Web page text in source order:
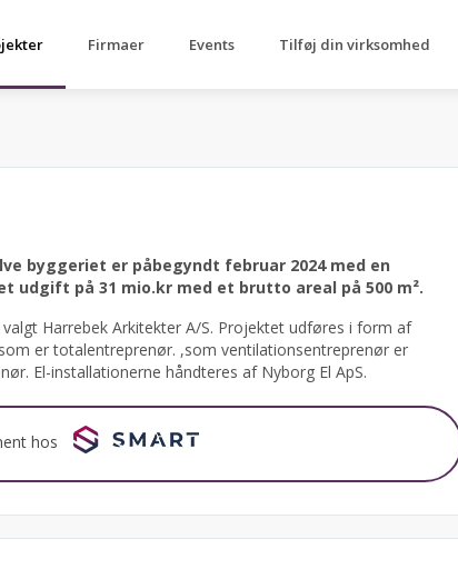
Firmaer Events Tilføj din virksomhed
byggeriet er påbegyndt februar 2024 med en
udgift på 31 mio.kr med et brutto areal på 500 m².
Harrebek Arkitekter A/S. Projektet udføres i form af
er totalentreprenør. ,som ventilationsentreprenør er
El-installationerne håndteres af Nyborg El ApS.
hos